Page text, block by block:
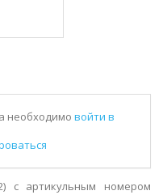
необходимо войти в
с артикульным номером